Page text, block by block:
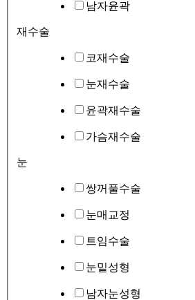
남자윤곽
재수술
코재수술
눈재수술
윤곽재수술
가슴재수술
눈
쌍꺼풀수술
눈매교정
트임수술
눈밑성형
남자눈성형